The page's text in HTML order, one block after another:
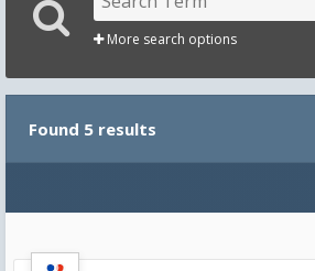
More search options
Found 5 results